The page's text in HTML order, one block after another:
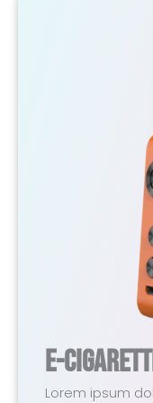
E-
Lorem ipsum